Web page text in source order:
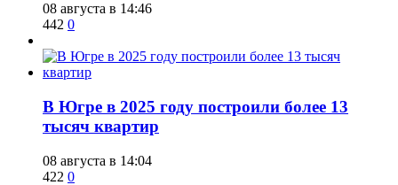
08 августа в 14:46
442 0
​В Югре в 2025 году построили более 13
тысяч квартир
08 августа в 14:04
422 0